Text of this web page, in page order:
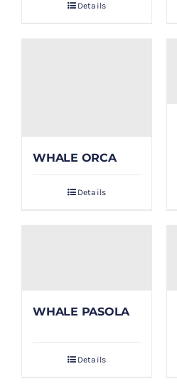
Details
WHALE ORCA
Details
WHALE PASOLA
Details